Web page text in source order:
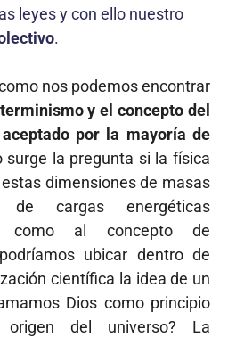
leyes y con ello nuestro
.
nos podemos encontrar
y el concepto del
por la mayoría de
surge la pregunta si la física
dimensiones de masas
cargas energéticas
al concepto de
ubicar dentro de
científica la idea de un
Dios como principio
del universo? La